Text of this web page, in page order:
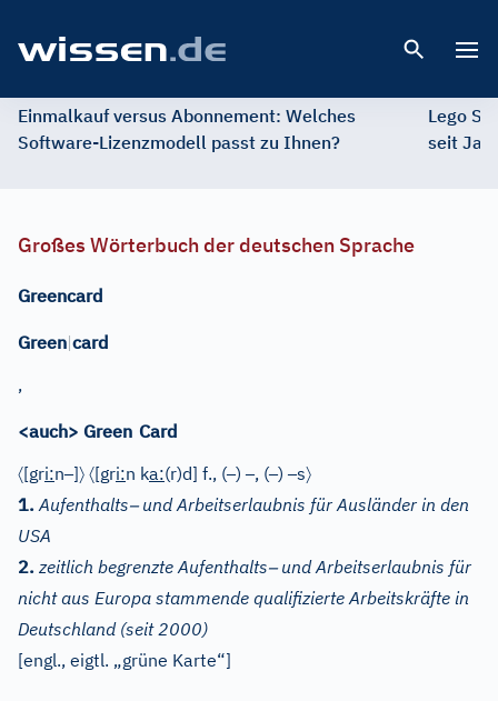
Einmalkauf versus Abonnement: Welches
Software-Lizenzmodell passt zu Ihnen?
Lego
seit
Großes Wörterbuch der deutschen Sprache
Greencard
Green|card
,
<auch> Green Card
〈[gri:n–]〉〈[gri:n ka:(r)d] f., (–)–, (–)–s〉
1. Aufenthalts–und Arbeitserlaubnis für Ausländer in den
USA
2. zeitlich begrenzte Aufenthalts–und Arbeitserlaubnis für
nicht aus Europa stammende qualifizierte Arbeitskräfte in
Deutschland (seit 2000)
[engl., eigtl. „grüne Karte“]